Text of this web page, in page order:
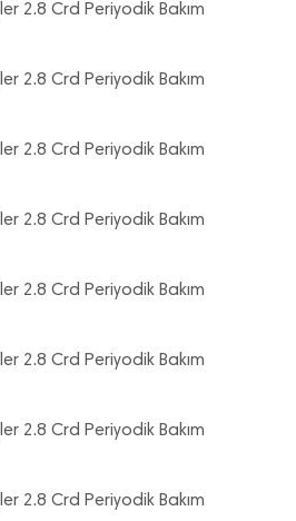
2.8 Crd Periyodik Bakım
2.8 Crd Periyodik Bakım
2.8 Crd Periyodik Bakım
2.8 Crd Periyodik Bakım
2.8 Crd Periyodik Bakım
2.8 Crd Periyodik Bakım
2.8 Crd Periyodik Bakım
2.8 Crd Periyodik Bakım